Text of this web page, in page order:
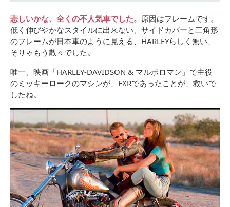
悲しいかな、全くの不人気車でした。 原因はフレームです。
低く伸びやかなスタイルに出来ない、サイドカバーと三角形
のフレームが日本車のように見える、HARLEYらしく無い、
そりゃもう散々でした。
唯一、映画「HARLEY-DAVIDSON & マルボロマン」で主役
のミッキーロークのマシンが、FXRであったことが、救いで
したね。